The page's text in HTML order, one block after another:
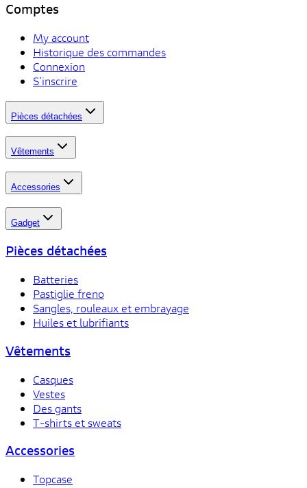
Comptes
My account
Historique des commandes
Connexion
S'inscrire
Pièces détachées
Vêtements
Accessories
Gadget
Pièces détachées
Batteries
Pastiglie freno
Sangles, rouleaux et embrayage
Huiles et lubrifiants
Vêtements
Casques
Vestes
Des gants
T-shirts et sweats
Accessories
Topcase